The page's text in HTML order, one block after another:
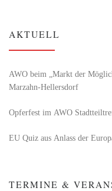
AKTUELL
AWO beim „Markt der
Marzahn-Hellersdorf
Opferfest im AWO
EU Quiz aus Anlass der
TERMINE &